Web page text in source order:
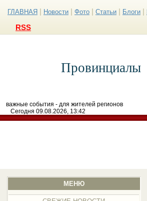
ГЛАВНАЯ Новости Фото Статьи Блоги
RSS
Провинциалы
важные события - для жителей регионов
Сегодня 09.08.2026, 13:42
МЕНЮ